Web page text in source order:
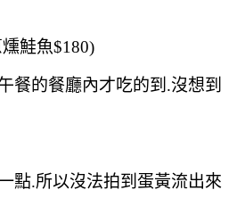
鮭魚$180)
餐的餐廳內才吃的到.沒想到
點.所以沒法拍到蛋黃流出來